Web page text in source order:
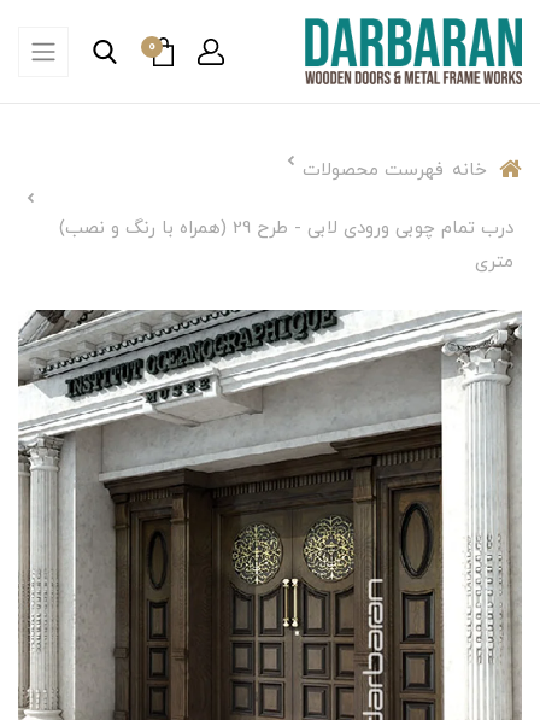
0
خانه فهرست محصولات
درب تمام چوبی ورودی لابی - طرح 29 (همراه با رنگ و نصب)
متری